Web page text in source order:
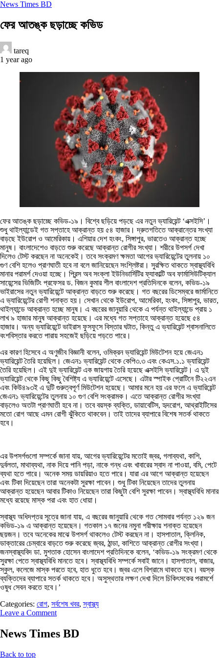
News Times BD
ফের আতঙ্ক ছড়াচ্ছে কভিড
tareq
1 year ago
ফের আতঙ্ক ছড়াচ্ছে কভিড-১৯। বিশ্বে ছড়িয়ে পড়ছে এর নতুন ভ্যারিয়েন্ট ‘এক্সইসি’।
শুধু থাইল্যান্ডেই গত সপ্তাহে আক্রান্ত হয় ৫৪ হাজার। দ্রুতগতিতে আক্রান্তের সংখ্যা
বাড়ছে ইউরোপ ও আমেরিকায়। এশিয়ার দেশ হংকং, সিঙ্গাপুর, ভারতেও আক্রান্ত হচ্ছে
মানুষ। বাংলাদেশেও বাড়তে শুরু করেছে আক্রান্ত রোগীর সংখ্যা। শরীরে উপসর্গ দেখা
দিলেও টেস্ট করছেন না অনেকেই। তবে সংক্রমণ ক্ষমতা আগের ভ্যারিয়েন্টের তুলনায় ১০
গুণ বেশি হলেও প্রাণঘাতী হবে না বলে জানিয়েছেন সংশ্লিষ্টরা। সুরক্ষিত থাকতে স্বাস্থ্যবিধি
মানার পরামর্শ দেওয়া হচ্ছে। প্রিন্স অব সংক্লা ইউনিভার্সিটির ফ্যাকাল্টি অব ফার্মাসিউটিক্যাল
সায়েন্সের ভিজিটিং প্রফেসর ড. বিজন কুমার শীল বাংলাদেশ প্রতিদিনকে বলেন, কভিড-১৯
ভাইরাসের নতুন ভ্যারিয়েন্টে আক্রান্ত বাড়তে শুরু করেছে। গত বছরের ডিসেম্বরে জার্মানিতে
এ ভ্যারিয়েন্টের রোগী শনাক্ত হয়। সেখান থেকে ইউরোপ, আমেরিকা, হংকং, সিঙ্গাপুর, ভারত,
থাইল্যান্ডে আক্রান্ত হচ্ছে মানুষ। এ বছরের জানুয়ারি থেকে এ পর্যন্ত থাইল্যান্ডে প্রায় ১
লাখ ৯ হাজার মানুষ আক্রান্ত হয়েছে। এর মধ্যে গত সপ্তাহে আক্রান্ত হয়েছে ৫৪
হাজার। অন্য ভ্যারিয়েন্টে ভাইরাস ফুসফুসে বিস্তার ঘটাত, কিন্তু এ ভ্যারিয়েন্ট শ্বাসনালিতে
বংশবিস্তার করতে পারায় সহজেই ছড়িয়ে পড়তে পারে।
এর কারণ হিসেবে এ অণুজীব বিজ্ঞানী বলেন, ওমিক্রন ভ্যারিয়েন্ট মিউটেশন হয়ে জেএন১
ভ্যারিয়েন্ট তৈরি হয়েছিল। জেএন১ ভ্যারিয়েন্ট থেকে কেপি৩.৩ এবং কেএস.১.১ ভ্যারিয়েন্ট
তৈরি হয়েছিল। এই দুই ভ্যারিয়েন্ট এক জায়গায় তৈরি হয়েছে এক্সইসি ভ্যারিয়েন্ট। এ দুই
ভ্যারিয়েন্ট থেকে কিছু কিছু বৈশিষ্ট্য এ ভ্যারিয়েন্টে এসেছে। এটার স্পাইক প্রোটিনে টি২২এন
এবং কিউ৪৯৩ই এ দুটি গুরুত্বপূর্ণ মিউটেশন হয়েছে। আমার মনে হয় এর ফলে এ ভ্যারিয়েন্ট
জেএন১ ভ্যারিয়েন্টের তুলনায় ১০ গুণ বেশি সংক্রামক। এতে আক্রান্ত রোগীর সংখ্যা
বাড়লেও অতটা প্রাণঘাতী হবে না। তবে বয়স্ক ব্যক্তি, ডায়াবেটিস, হৃদরোগ, আথ্রাইটিসের
মতো রোগ আছে এমন রোগী ঝুঁকিতে থাকবেন। তাই তাদের ব্যাপারে বিশেষ সতর্ক থাকতে
হবে।
এর উপসর্গগুলো সম্পর্কে জানা যায়, আগের ভ্যারিয়েন্টের মতোই জ্বর, গলাব্যথা, কাশি,
দুর্বলতা, মাথাব্যথা, নাক দিয়ে পানি পড়া, নাকে গন্ধ এবং খাবারের স্বাদ না পাওয়া, বমি, পেটে
ব্যথা হতে পারে। অনেক সময় ডায়রিয়াও হতে পারে। যারা এর আগে আক্রান্ত হয়েছেন
এবং টিকা দিয়েছেন তারা অনেকটা সুরক্ষা পাবেন। শুধু টিকা নিয়েছেন তাদের তুলনায়
আক্রান্ত হয়েছেন আবার টিকাও নিয়েছেন তারা কিছুটা বেশি সুরক্ষা পাবেন। স্বাস্থ্যবিধি মানার
মধ্যে রয়েছে মাস্ক পরা এবং হাত ধোয়া।
স্বাস্থ্য অধিদপ্তর সূত্রে জানা যায়, এ বছরের জানুয়ারি থেকে গত সোমবার পর্যন্ত ১২৯ জন
কভিড-১৯ এ আক্রান্ত হয়েছেন। গতকাল ১৭ জনের নমুনা পরীক্ষায় শনাক্ত হয়েছেন
ছয়জন। তবে অনেকের মাঝে উপসর্গ থাকলেও টেস্ট করছেন না। হাসপাতাল, ক্লিনিক,
ডাক্তারের চেম্বারে বাড়তে শুরু করেছে জ্বর, ঠান্ডা, কাশিতে আক্রান্ত রোগীর সংখ্যা।
জনস্বাস্থ্যবিদ ডা. মুশতাক হোসেন বাংলাদেশ প্রতিদিনকে বলেন, ‘কভিড-১৯ সংক্রমণ থেকে
সুরক্ষা পেতে স্বাস্থ্যবিধি মানতে হবে। স্বাস্থ্যবিধি সম্পর্কে সবাই জানে। হাসপাতাল, বাজার,
স্কুল, কলেজে মাস্ক পরতে হবে, হাত ধুতে হবে। জ্বর এলে বিশ্রামে থাকতে হবে। বয়স্ক
ব্যক্তিদের ব্যাপারে সতর্ক থাকতে হবে। অসুস্থতার লক্ষণ দেখা দিলে চিকিৎসকের পরামর্শে
ওষুধ সেবন করতে হবে।’
Categories: রোগ, সর্বশেষ খবর,স্বাস্থ্য
Leave a Comment
News Times BD
Back to top